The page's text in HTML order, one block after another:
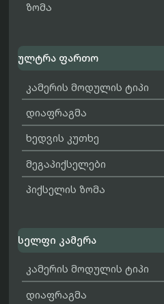
ზომა
ულტრა ფართო
კამერის მოდულის ტიპი
დიაფრაგმა
ხედვის კუთხე
მეგაპიქსელები
პიქსელის ზომა
სელფი კამერა
კამერის მოდულის ტიპი
დიაფრაგმა